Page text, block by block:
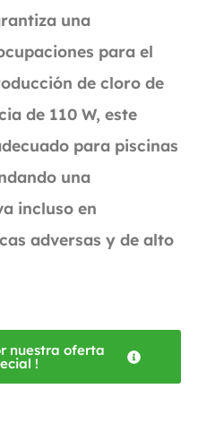
una
para el
de cloro de
de 110 W, este
para piscinas
una
incluso en
adversas y de alto
nuestra oferta
!